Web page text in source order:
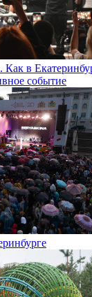
Как в
событие